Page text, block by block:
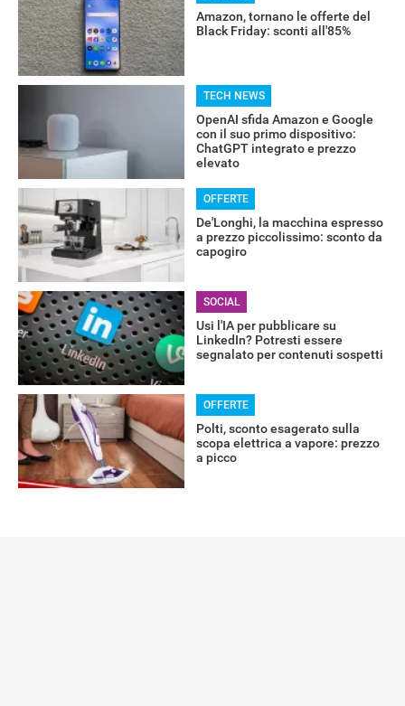
RECENSIONI
Amazon, tornano le offerte del
Black Friday: sconti all'85%
TECH NEWS
OpenAI sfida Amazon e Google
con il suo primo dispositivo:
ChatGPT integrato e prezzo
elevato
OFFERTE
De'Longhi, la macchina espresso
a prezzo piccolissimo: sconto da
capogiro
SOCIAL
Usi l'IA per pubblicare su
LinkedIn? Potresti essere
segnalato per contenuti sospetti
OFFERTE
Polti, sconto esagerato sulla
scopa elettrica a vapore: prezzo
a picco